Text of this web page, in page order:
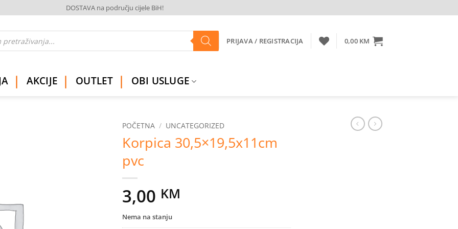
DOSTAVA na području cijele BiH!
PRIJAVA / REGISTRACIJA 0,00 KM
AKCIJE OUTLET OBI USLUGE
POČETNA / UNCATEGORIZED
Korpica 30,5×19,5x11cm
pvc
3,00 KM
Nema na stanju